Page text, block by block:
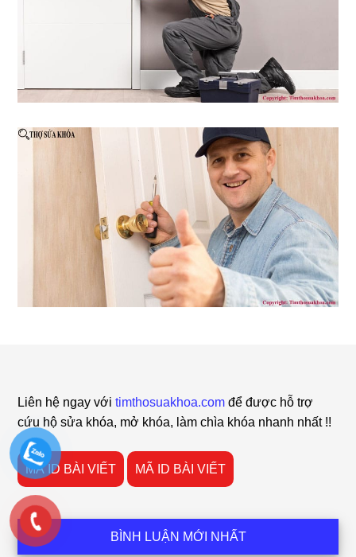
Liên hệ ngay vớitimthosuakhoa.com để được hỗ trợ
cứu hộ sửa khóa, mở khóa, làm chìa khóa nhanh nhất !!
MÃ ID BÀI VIẾT MÃ ID BÀI VIẾT
BÌNH LUẬN MỚI NHẤT